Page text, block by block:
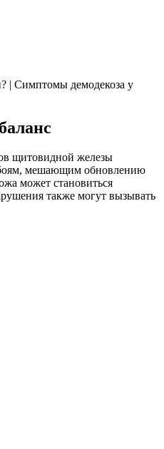
| Симптомы демодекоза у
щитовидной железы
мешающим обновлению
может становиться
также могут вызывать